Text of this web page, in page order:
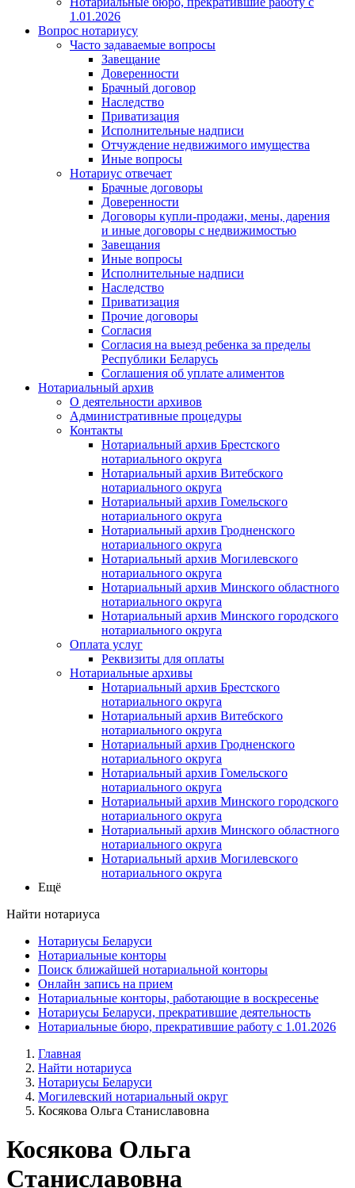
1.01.2026
Вопрос нотариусу
Часто задаваемые вопросы
Завещание
Доверенности
Брачный договор
Наследство
Приватизация
Исполнительные надписи
Отчуждение недвижимого имущества
Иные вопросы
Нотариус отвечает
Брачные договоры
Доверенности
Договоры купли-продажи, мены, дарения
и иные договоры с недвижимостью
Завещания
Иные вопросы
Исполнительные надписи
Наследство
Приватизация
Прочие договоры
Согласия
Согласия на выезд ребенка за пределы
Республики Беларусь
Соглашения об уплате алиментов
Нотариальный архив
О деятельности архивов
Административные процедуры
Контакты
Нотариальный архив Брестского
нотариального округа
Нотариальный архив Витебского
нотариального округа
Нотариальный архив Гомельского
нотариального округа
Нотариальный архив Гродненского
нотариального округа
Нотариальный архив Могилевского
нотариального округа
Нотариальный архив Минского областного
нотариального округа
Нотариальный архив Минского городского
нотариального округа
Оплата услуг
Реквизиты для оплаты
Нотариальные архивы
Нотариальный архив Брестского
нотариального округа
Нотариальный архив Витебского
нотариального округа
Нотариальный архив Гродненского
нотариального округа
Нотариальный архив Гомельского
нотариального округа
Нотариальный архив Минского городского
нотариального округа
Нотариальный архив Минского областного
нотариального округа
Нотариальный архив Могилевского
нотариального округа
Ещё
Найти нотариуса
Нотариусы Беларуси
Нотариальные конторы
Поиск ближайшей нотариальной конторы
Онлайн запись на прием
Нотариальные конторы, работающие в воскресенье
Нотариусы Беларуси, прекратившие деятельность
Нотариальные бюро, прекратившие работу с 1.01.2026
Главная
Найти нотариуса
Нотариусы Беларуси
Могилевский нотариальный округ
Косякова Ольга Станиславовна
Косякова Ольга
Станиславовна